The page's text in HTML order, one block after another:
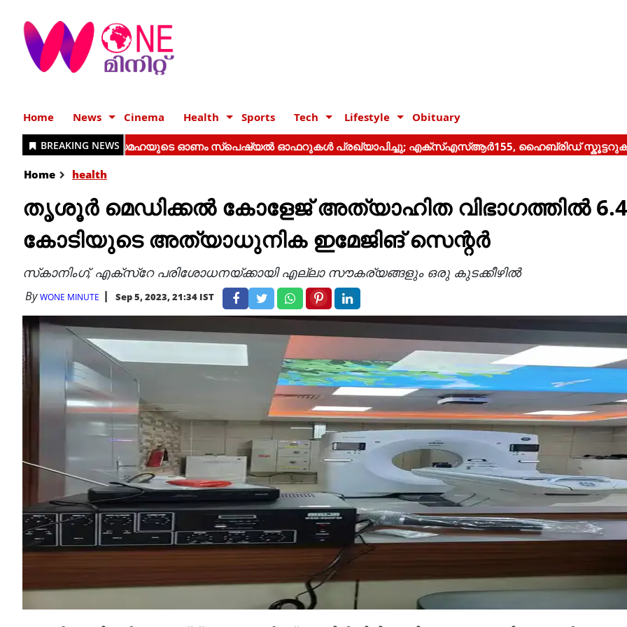
Home News Cinema Health Sports Tech Lifestyle Obituary
Home health
തൃശൂര്‍ മെഡിക്കല്‍ കോളേജ് അത്യാഹിത വിഭാഗത്തില്‍
കോടിയുടെ അത്യാധുനിക ഇമേജിങ് സെന്റര്‍
സ്‌കാനിംഗ്, എക്‌സ്‌റേ പരിശോധനയ്ക്കായി എല്ലാ സൗകര്യങ്ങളും ഒരു കുടക്കീഴില്‍
ByWONE MINUTE Sep 5, 2023, 21:34 IST